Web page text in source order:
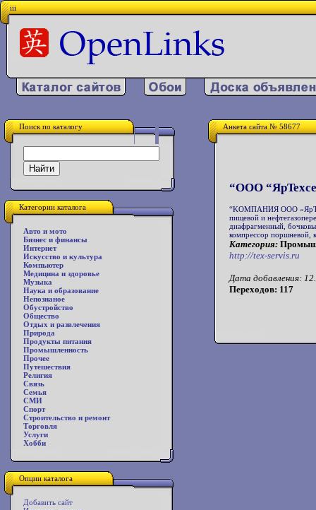
iii
Поиск по каталогу
Категории каталога
Авто и мото
Бизнес и финансы
Интернет
Искусство и культура
Компьютер
Медицина и здоровье
Музыка
Наука и образование
Непознаное
Обустройство
Общество
Отдых и развлечения
Природа
Продукты питания
Промышленность
Прочее
Путешествия
Религия
Связь
Семья
СМИ
Спорт
Строительство и ремонт
Торговля
Услуги
Хобби
Опции каталога
Добавить сайт
Анкета сайта № 58677
“OOO
“KOMПAHИЯ ООО
пищевой и
диафрагменный,
компрессор поршневой,
Категория:
http://tex-servis.ru
Дата добавления:
Переходов: 117